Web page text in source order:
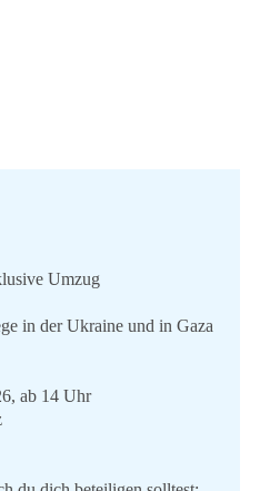
Umzug
in der Ukraine und in Gaza
ab 14 Uhr